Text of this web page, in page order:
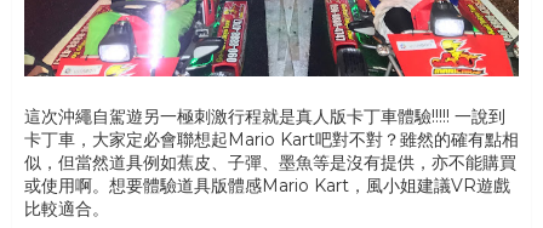
這次沖繩自駕遊另一極刺激行程就是真人版卡丁車體驗!!!!! 一說到
卡丁車，大家定必會聯想起Mario Kart吧對不對？雖然的確有點相
似，但當然道具例如蕉皮、子彈、墨魚等是沒有提供，亦不能購買
或使用啊。想要體驗道具版體感Mario Kart，風小姐建議VR遊戲
比較適合。